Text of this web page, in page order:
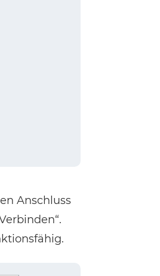
Anschluss